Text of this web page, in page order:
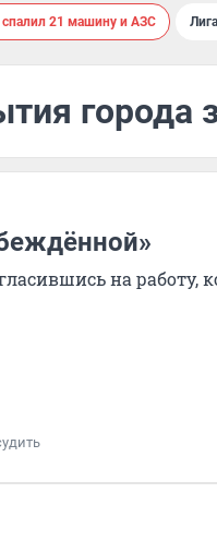
21 машину и АЗС
города
на работу,